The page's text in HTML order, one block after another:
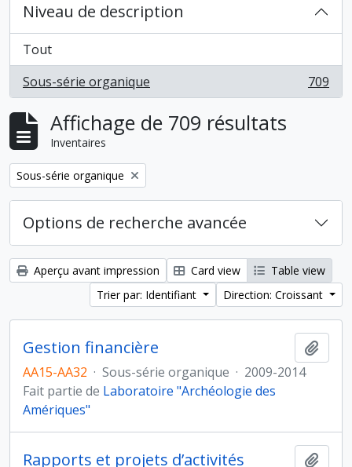
Niveau de description
Tout
Sous-série organique
, 709 résultats 709
Affichage de 709 résultats
Inventaires
Remove filter:
Sous-série organique
Options de recherche avancée
Aperçu avant impression Card view
Table view
Trier par: Identifiant
Direction: Croissant
Gestion financière
AA15-AA32 · Sous-série organique · 2009-2014
Fait partie de Laboratoire "Archéologie des
Amériques"
Rapports et projets d’activités